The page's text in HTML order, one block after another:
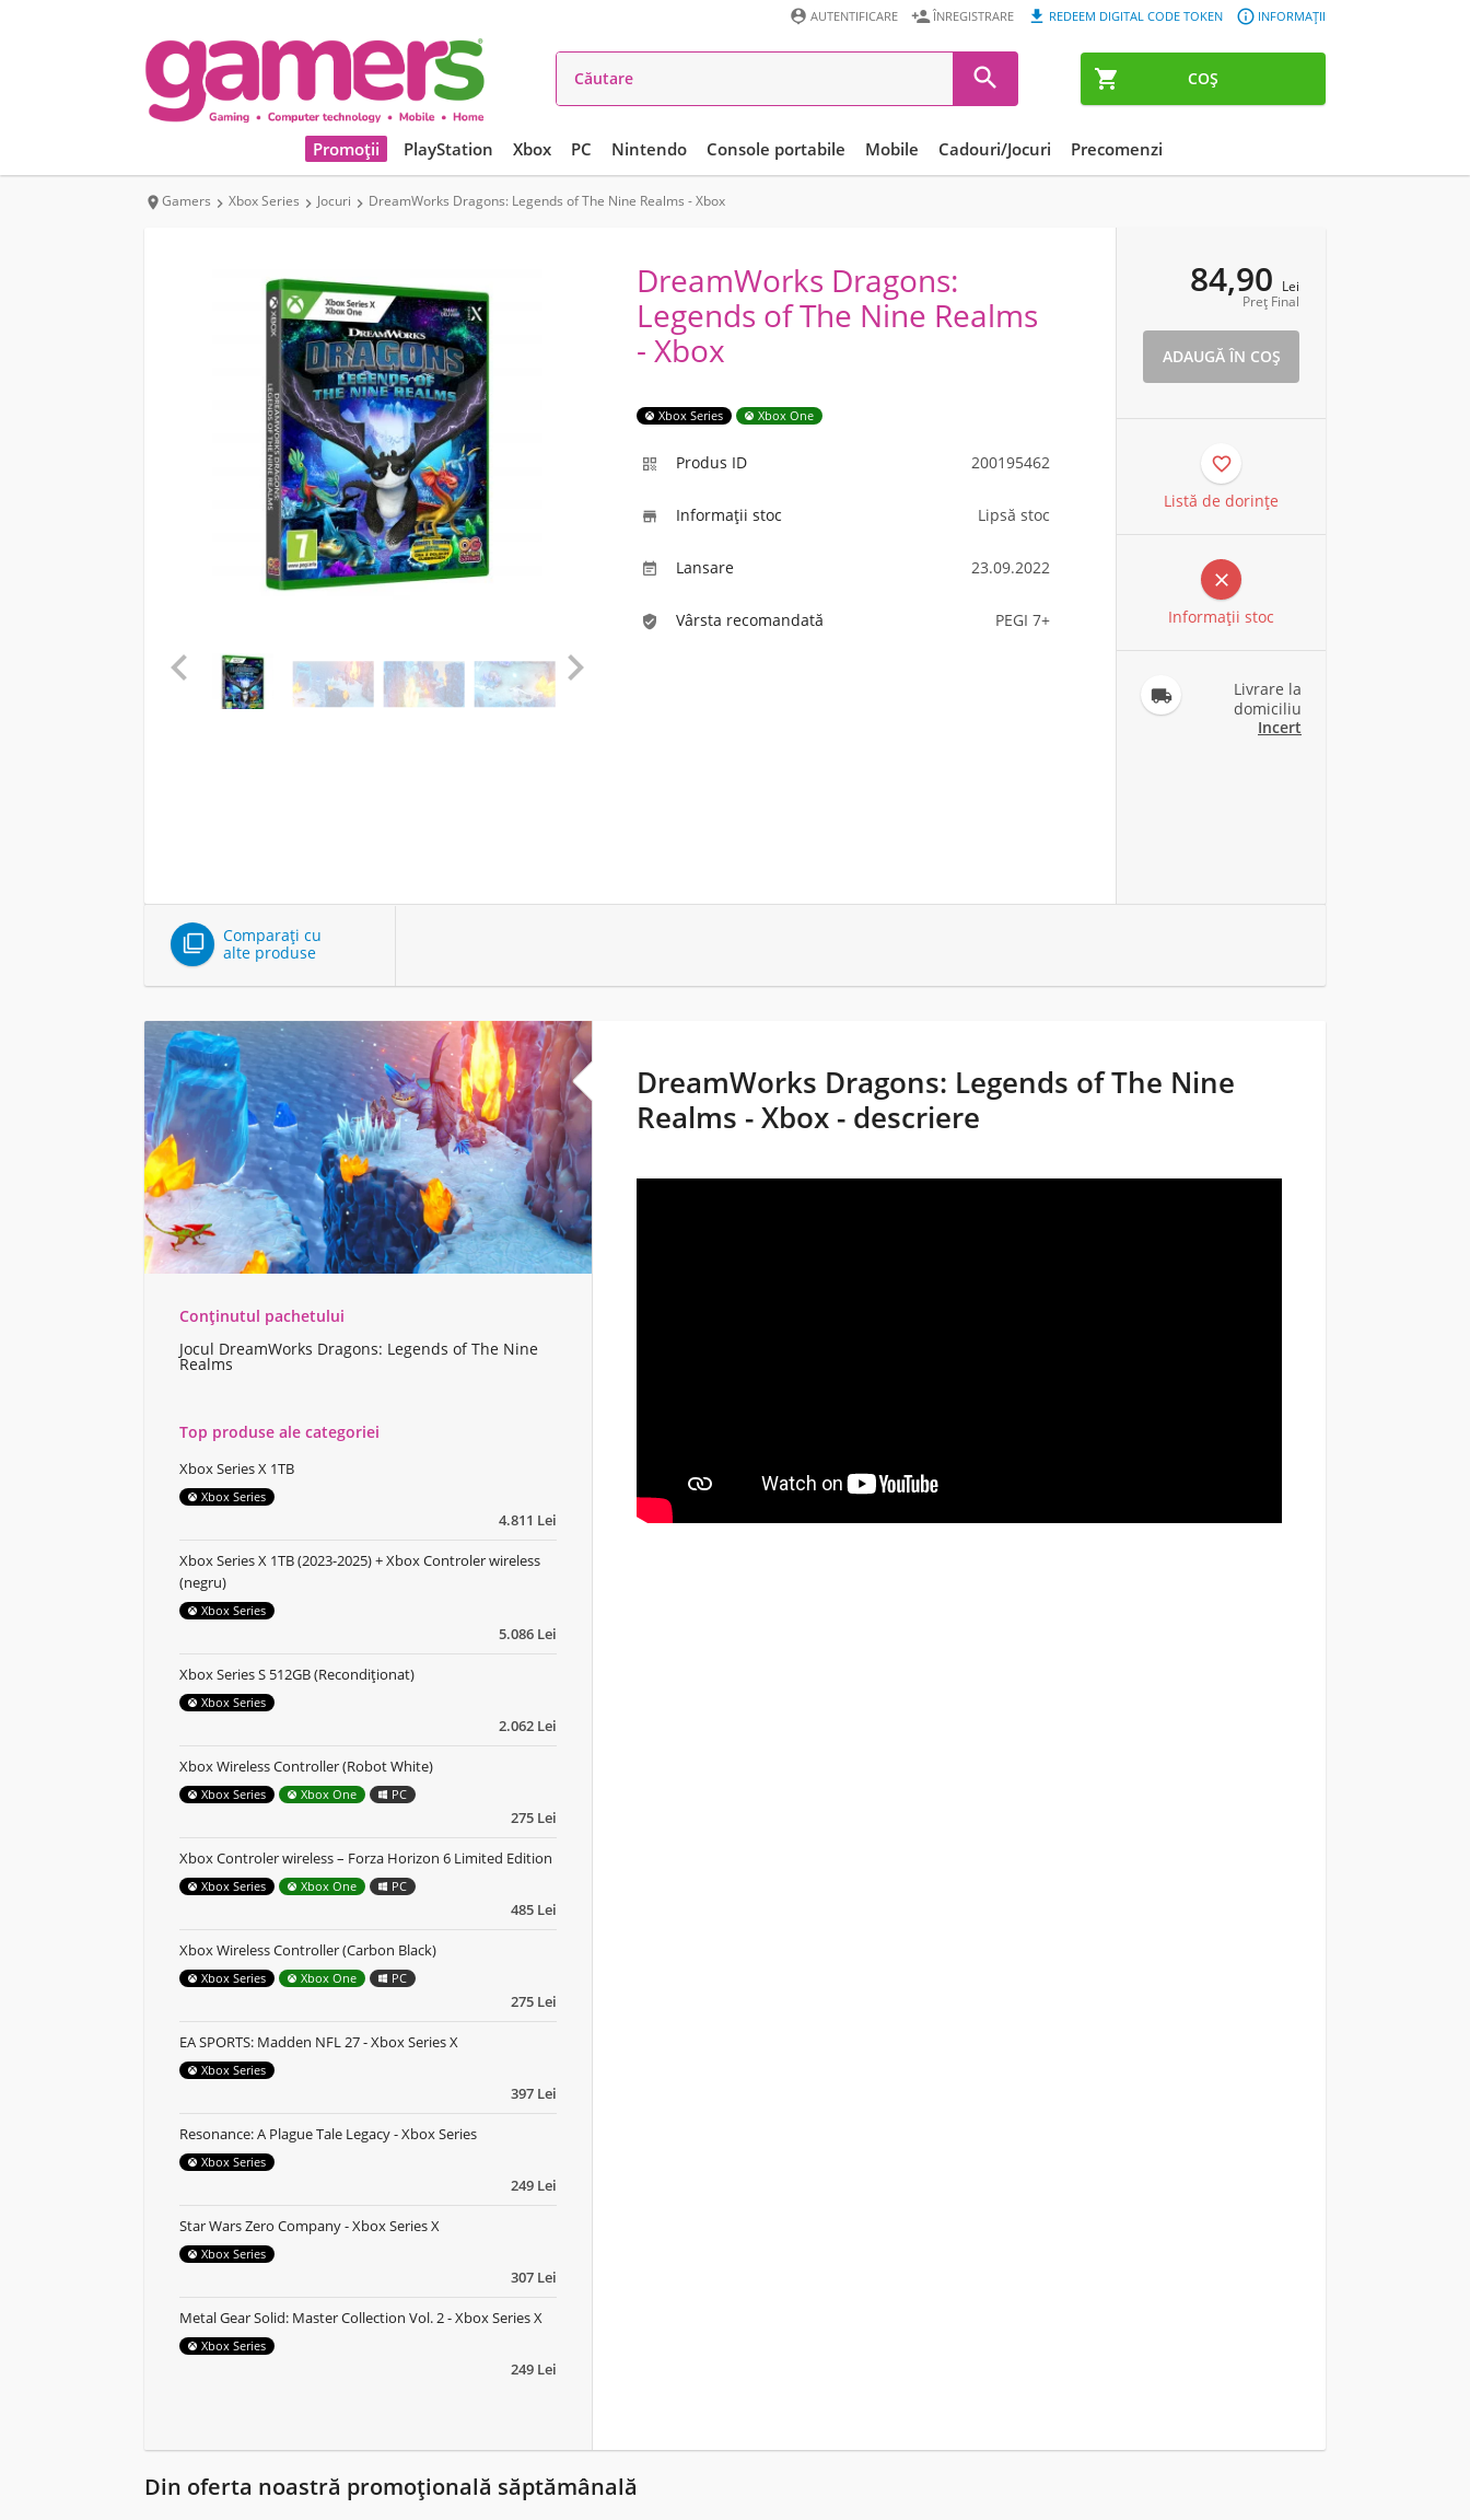
 COȘ
 INFORMAȚII
 REDEEM DIGITAL CODE TOKEN
ÎNREGISTRARE
 AUTENTIFICARE

Promoții PlayStation Xbox PC Nintendo Console portabile Mobile Cadouri/Jocuri Precomenzi
Gamers  Xbox Series Jocuri  DreamWorks Dragons: Legends of The Nine Realms - Xbox
 
DreamWorks Dragons:
Legends of The Nine Realms
- Xbox
Xbox Series Xbox One
 Produs ID 200195462
 Informaţii stoc Lipsă stoc
 Lansare 23.09.2022
verified_user Vârsta recomandată PEGI 7+
84,90 Lei
Preț Final

Listă de dorințe

Informaţii stoc

Livrare la
domiciliu
Incert

Comparați cu
alte produse
DreamWorks Dragons: Legends of The Nine
Realms - Xbox - descriere
Conținutul pachetului
Jocul DreamWorks Dragons: Legends of The Nine
Realms
Top produse ale categoriei
4.811 Lei
Xbox Series X 1TB
Xbox Series
5.086 Lei
Xbox Series X 1TB (2023-2025) + Xbox Controler wireless
(negru)
Xbox Series
2.062 Lei
Xbox Series S 512GB (Recondiționat)
Xbox Series
275 Lei
Xbox Wireless Controller (Robot White)
Xbox Series Xbox One PC
485 Lei
Xbox Controler wireless – Forza Horizon 6 Limited Edition
Xbox Series Xbox One PC
275 Lei
Xbox Wireless Controller (Carbon Black)
Xbox Series Xbox One PC
397 Lei
EA SPORTS: Madden NFL 27 - Xbox Series X
Xbox Series
249 Lei
Resonance: A Plague Tale Legacy - Xbox Series
Xbox Series
307 Lei
Star Wars Zero Company - Xbox Series X
Xbox Series
249 Lei
Metal Gear Solid: Master Collection Vol. 2 - Xbox Series X
Xbox Series
Din oferta noastră promoțională săptămânală